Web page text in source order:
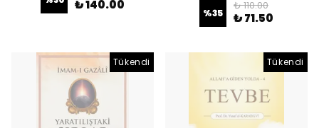
₺ 140.00
%35
₺ 110.00
₺ 71.50
Tükendi Tükendi